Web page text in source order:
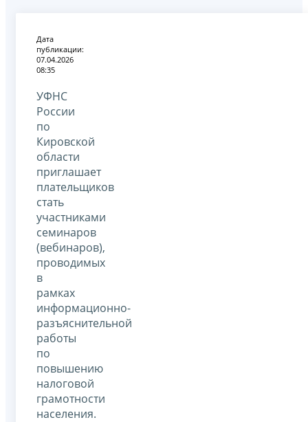
Дата
публикации:
07.04.2026
08:35
УФНС
России
по
Кировской
области
приглашает
плательщиков
стать
участниками
семинаров
(вебинаров),
проводимых
в
рамках
информационно-
разъяснительной
работы
по
повышению
налоговой
грамотности
населения.